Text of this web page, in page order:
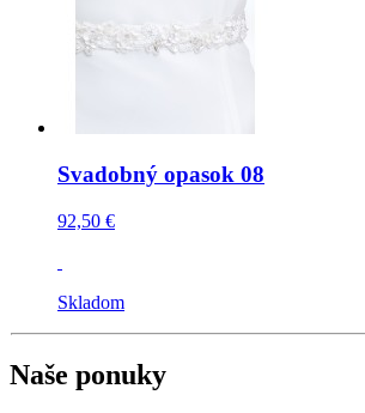
Svadobný opasok 08
92,50 €
Skladom
Naše ponuky